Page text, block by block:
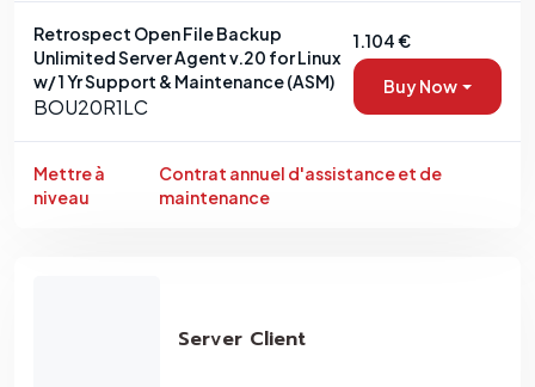
Retrospect Open File Backup
Unlimited Server Agent v.20 for Linux
w/ 1 Yr Support & Maintenance (ASM)
BOU20R1LC
1.104 €
Buy Now
Mettre à
niveau
Contrat annuel d'assistance et de
maintenance
Server Client